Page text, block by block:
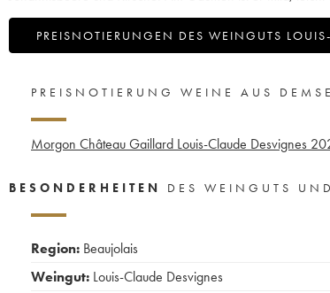
PREISNOTIERUNGEN DES WEINGUTS
PREISNOTIERUNG WEINE AUS
Morgon Château Gaillard Louis-Claude Desvignes
BESONDERHEITEN DES WEINGUTS
Region: Beaujolais
Weingut: Louis-Claude Desvignes